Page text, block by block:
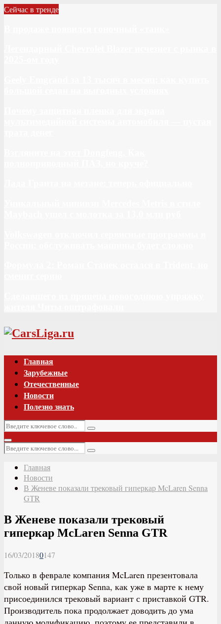
Сейчас в тренде
Vk
Главная
Зарубежные
Отечественные
Новости
Полезно знать
Искать:
Поиск
Основное
меню
Искать:
Поиск
Главная
Новости
В Женеве показали трековый гиперкар McLaren Senna
GTR
В Женеве показали трековый
гиперкар McLaren Senna GTR
16/03/20180147
Только в феврале компания McLaren презентовала
свой новый гиперкар Senna, как уже в марте к нему
присоединился трековый вариант с приставкой GTR.
Производитель пока продолжает доводить до ума